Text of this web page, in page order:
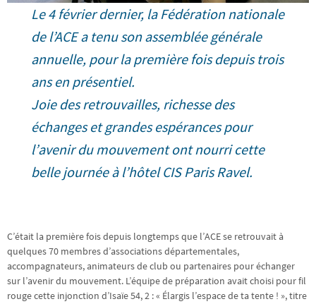
Le 4 février dernier, la Fédération nationale
de l’ACE a tenu son assemblée générale
annuelle, pour la première fois depuis trois
ans en présentiel.
Joie des retrouvailles, richesse des
échanges et grandes espérances pour
l’avenir du mouvement ont nourri cette
belle journée à l’hôtel CIS Paris Ravel.
C’était la première fois depuis longtemps que l’ACE se retrouvait à
quelques 70 membres d’associations départementales,
accompagnateurs, animateurs de club ou partenaires pour échanger
sur l’avenir du mouvement. L’équipe de préparation avait choisi pour fil
rouge cette injonction d’Isaïe 54, 2 : « Élargis l’espace de ta tente ! », titre